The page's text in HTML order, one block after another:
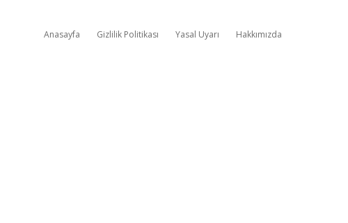
Anasayfa Gizlilik Politikası Yasal Uyarı Hakkımızda